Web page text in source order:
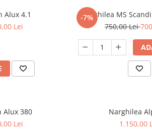
Alux 4.1
Lei
-7%
Narghilea MS
750,00 Lei
Alux 380
Lei
Narghilea
1.150,00